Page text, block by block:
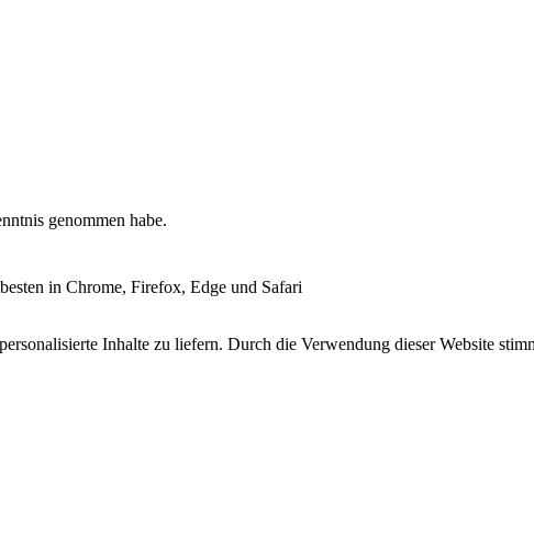
genommen habe.
in Chrome, Firefox, Edge und Safari
Inhalte zu liefern. Durch die Verwendung dieser Website